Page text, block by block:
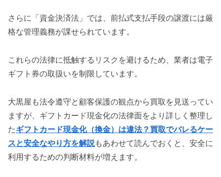
さらに「資金決済法」では、前払式支払手段の譲渡には厳
格な管理義務が課せられています。
これらの法律に抵触するリスクを避けるため、業者は電子
ギフト券の取扱いを制限しています。
大黒屋も法令遵守と顧客保護の観点から買取を見送ってい
ますが、ギフトカード現金化の法律面をより詳しく整理し
たギフトカード現金化（換金）は違法？買取でバレるケー
スと安全なやり方を解説もあわせて読んでおくと、安全に
利用するための判断材料が増えます。